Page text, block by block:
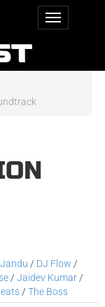
/ DJ Flow /
/Jaidev Kumar /
/The Boss